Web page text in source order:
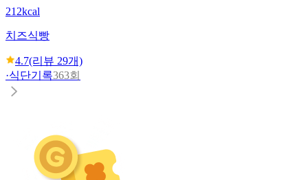
212kcal
치즈식빵
4.7(리뷰 29개)
·식단기록363회